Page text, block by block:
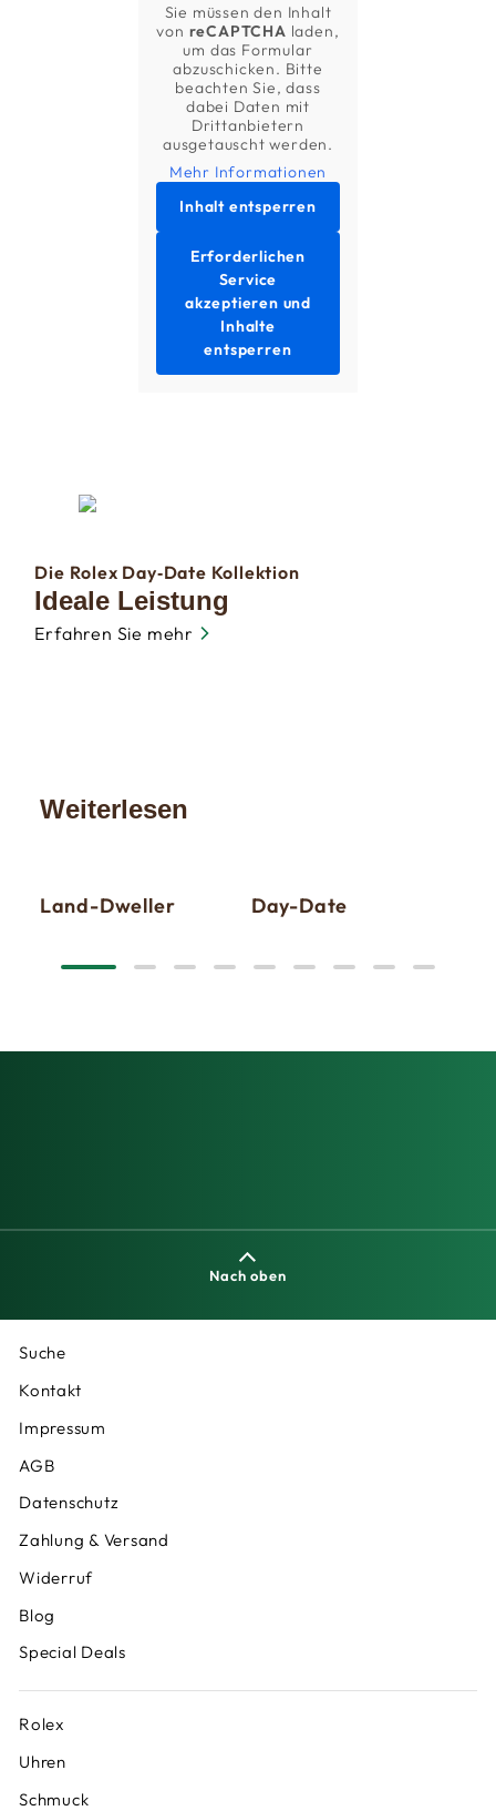
Sie müssen den Inhalt
von reCAPTCHA laden,
um das Formular
abzuschicken. Bitte
beachten Sie, dass
dabei Daten mit
Drittanbietern
ausgetauscht werden.
Mehr Informationen
Inhalt entsperren
Erforderlichen
Service
akzeptieren und
Inhalte
entsperren
Die Rolex Day‑Date Kollektion
Ideale Leistung
Erfahren Sie mehr
Weiterlesen
Land-Dweller Day-Date
Nach oben
Suche
Kontakt
Impressum
AGB
Datenschutz
Zahlung & Versand
Widerruf
Blog
Special Deals
Rolex
Uhren
Schmuck